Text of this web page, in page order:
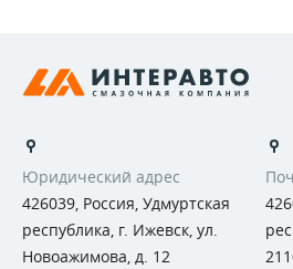
Юридический адрес
426039, Россия, Удмуртская
республика, г. Ижевск, ул.
Новоажимова, д. 12